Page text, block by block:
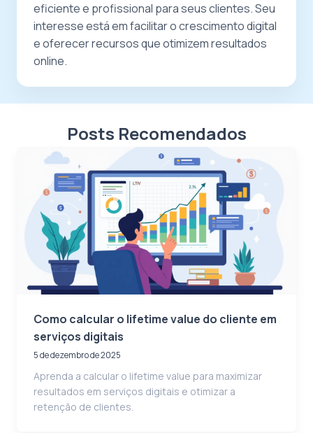
eficiente e profissional para seus clientes. Seu
interesse está em facilitar o crescimento digital
e oferecer recursos que otimizem resultados
online.
Posts Recomendados
Como calcular o lifetime value do cliente em
serviços digitais
5 de dezembro de 2025
Aprenda a calcular o lifetime value para maximizar
resultados em serviços digitais e otimizar a
retenção de clientes.